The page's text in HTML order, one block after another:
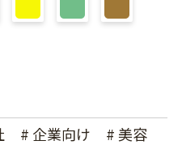
# 企業向け
# 美容